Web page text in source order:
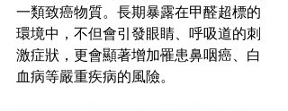
一類致癌物質。長期暴露在甲醛超標的
環境中，不但會引發眼睛、呼吸道的刺
激症狀，更會顯著增加罹患鼻咽癌、白
血病等嚴重疾病的風險。